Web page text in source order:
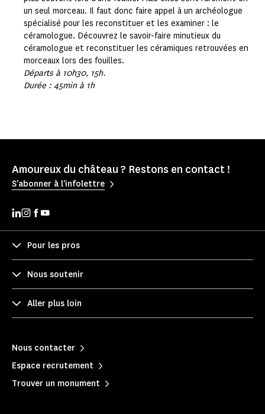
un seul morceau. Il faut donc faire appel à un archéologue
spécialisé pour les reconstituer et les examiner : le
céramologue. Découvrez le savoir-faire minutieux du
céramologue et reconstituer les céramiques retrouvées en
morceaux lors des fouilles.
Départs à 10h30, 15h.
Durée : 45min à 1h
Amoureux du château ? Restons en contact !
S'abonner à l'infolettre
Pour les pros
Nous soutenir
Aller plus loin
Nous contacter
Espace recrutement
Trouver un monument